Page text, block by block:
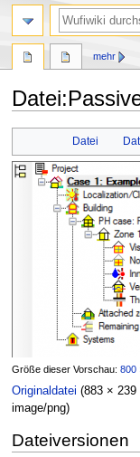
Datei:
springen
springen
Datei
Größe dieser Vorschau: 800
Originaldatei (883 ×
image/png)
Dateiversionen
mehr
Suche